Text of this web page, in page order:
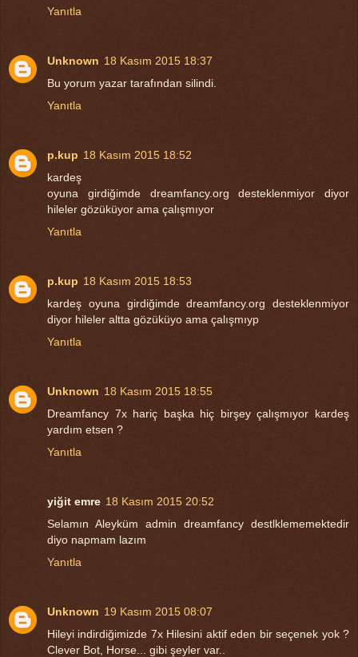
Yanıtla
Unknown 18 Kasım 2015 18:37
Bu yorum yazar tarafından silindi.
Yanıtla
p.kup 18 Kasım 2015 18:52
kardeş
oyuna girdiğimde dreamfancy.org desteklenmiyor diyor
hileler gözüküyor ama çalışmıyor
Yanıtla
p.kup 18 Kasım 2015 18:53
kardeş oyuna girdiğimde dreamfancy.org desteklenmiyor
diyor hileler altta gözüküyo ama çalışmıyp
Yanıtla
Unknown 18 Kasım 2015 18:55
Dreamfancy 7x hariç başka hiç birşey çalışmıyor kardeş
yardım etsen ?
Yanıtla
yiğit emre 18 Kasım 2015 20:52
Selamın Aleyküm admin dreamfancy destlklememektedir
diyo napmam lazım
Yanıtla
Unknown 19 Kasım 2015 08:07
Hileyi indirdiğimizde 7x Hilesini aktif eden bir seçenek yok ?
Clever Bot, Horse... gibi şeyler var..